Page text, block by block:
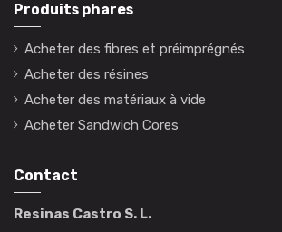
Produits phares
Acheter des fibres et préimprégnés
Acheter des résines
Acheter des matériaux à vide
Acheter Sandwich Cores
Contact
Resinas Castro S. L.